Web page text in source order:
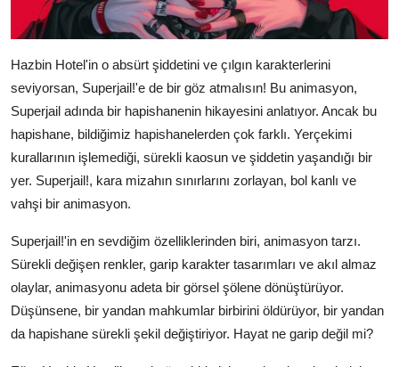
Hazbin Hotel'in o absürt şiddetini ve çılgın karakterlerini
seviyorsan, Superjail!'e de bir göz atmalısın! Bu animasyon,
Superjail adında bir hapishanenin hikayesini anlatıyor. Ancak bu
hapishane, bildiğimiz hapishanelerden çok farklı. Yerçekimi
kurallarının işlemediği, sürekli kaosun ve şiddetin yaşandığı bir
yer. Superjail!, kara mizahın sınırlarını zorlayan, bol kanlı ve
vahşi bir animasyon.
Superjail!'in en sevdiğim özelliklerinden biri, animasyon tarzı.
Sürekli değişen renkler, garip karakter tasarımları ve akıl almaz
olaylar, animasyonu adeta bir görsel şölene dönüştürüyor.
Düşünsene, bir yandan mahkumlar birbirini öldürüyor, bir yandan
da hapishane sürekli şekil değiştiriyor. Hayat ne garip değil mi?